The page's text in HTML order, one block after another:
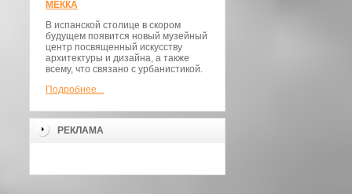
МЕККА
В испанской столице в скором
будущем появится новый музейный
центр посвященный искусству
архитектуры и дизайна, а также
всему, что связано с урбанистикой.
Подробнее...
РЕКЛАМА